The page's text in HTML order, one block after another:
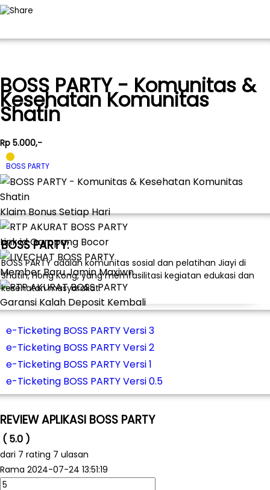
BOSS PARTY - Komunitas &
Kesehatan Komunitas
Shatin
Rp 5.000,-
BOSS PARTY
Klaim Bonus Setiap Hari
Link id Gampang Bocor
Member Baru Jamin Maxiwn
Garansi Kalah Deposit Kembali
BOSS PARTY:
BOSS PARTY adalah komunitas sosial dan pelatihan Jiayi di
Shatin, Hong Kong, yang memfasilitasi kegiatan edukasi dan
kesehatan masyarakat.
e-Ticketing BOSS PARTY Versi 3
e-Ticketing BOSS PARTY Versi 2
e-Ticketing BOSS PARTY Versi 1
e-Ticketing BOSS PARTY Versi 0.5
REVIEW APLIKASI BOSS PARTY
( 5.0 )
dari 7 rating 7 ulasan
Rama 2024-07-24 13:51:19